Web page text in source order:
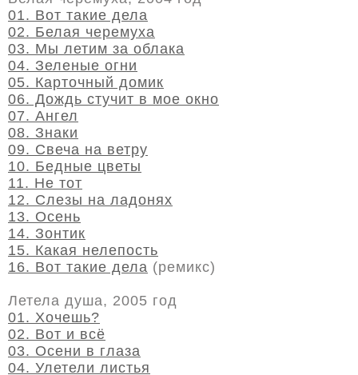
01. Вот такие дела
02. Белая черемуха
03. Мы летим за облака
04. Зеленые огни
05. Карточный домик
06. Дождь стучит в мое окно
07. Ангел
08. Знаки
09. Свеча на ветру
10. Бедные цветы
11. Не тот
12. Слезы на ладонях
13. Осень
14. Зонтик
15. Какая нелепость
16. Вот такие дела (ремикс)
Летела душа, 2005 год
01. Хочешь?
02. Вот и всё
03. Осени в глаза
04. Улетели листья